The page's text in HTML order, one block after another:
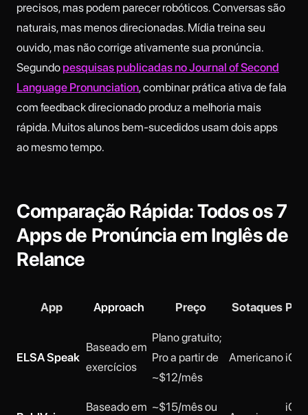
precisos, mas podem parecer robóticos. Conversas são
naturais, mas menos direcionadas. Mídia treina seu
ouvido, mas não corrige ativamente sua pronúncia.
Segundopesquisas publicadas no Journal of Second
Language Pronunciation, combinar prática ativa de fala
com feedback direcionado produz a melhoria mais
rápida. Muitos alunos bem-sucedidos usam dois apps
ao mesmo tempo.
Comparação Rápida: Todos os 7
Apps de Pronúncia em Inglês de
Relance
App Approach Preço Sotaques
ELSA Speak
Baseado em
exercícios
Plano gratuito;
Pro a partir de
~$12/mês
Americano
Baseado em ~$15/mês ou